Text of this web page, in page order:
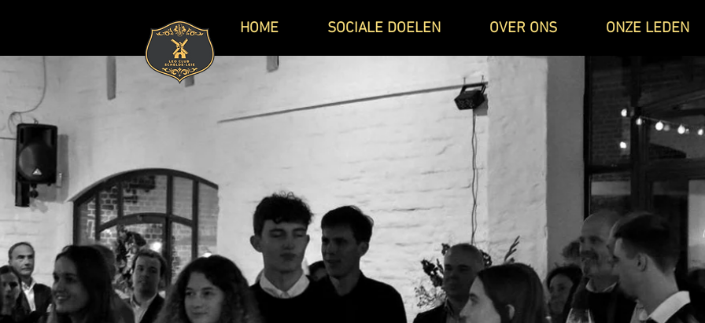
HOME SOCIALE DOELEN OVER ONS ONZE LEDEN